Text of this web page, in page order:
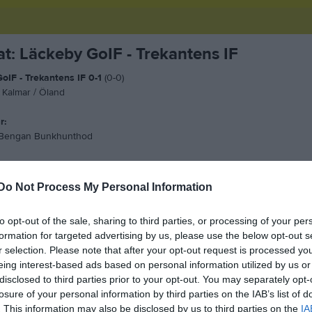
Do Not Process My Personal Information
opt-out of the sale, sharing to third parties, or processing of your
for targeted advertising by us, please use the below opt-out
selection. Please note that after your opt-out request is processed
interest-based ads based on personal information utilized by us
to third parties prior to your opt-out. You may separately
of your personal information by third parties on the IAB’s list of
This information may also be disclosed by us to third parties on the
Läckeby GoIF - Trekantens IF
- Trekantens IF 0-1 (0-0)
/ Öland
Bunkhunthod
& Diderik Holgersson
ifrån assisterande tränare Peter Engman:
över resultatet, men nöjd med inställningen, så kan man väl kort
matchen! Det är väldigt varmt och vi tvingas därför till många byten
samt pga skador.. Men vi håller ihop det trots det, kämpar å krigar